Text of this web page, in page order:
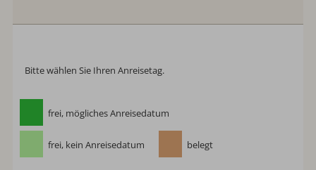
Bitte wählen Sie Ihren Anreisetag.
frei, mögliches Anreisedatum